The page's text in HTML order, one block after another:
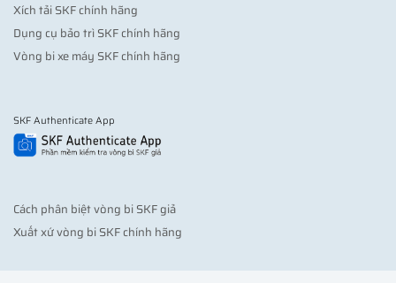
Xích tải SKF chính hãng
Dụng cụ bảo trì SKF chính hãng
Vòng bi xe máy SKF chính hãng
SKF Authenticate App
Cách phân biệt vòng bi SKF giả
Xuất xứ vòng bi SKF chính hãng